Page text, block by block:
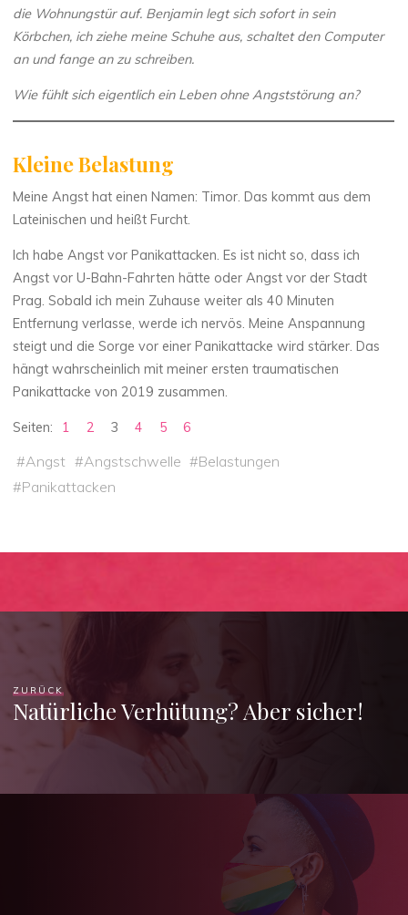
die Wohnungstür auf. Benjamin legt sich sofort in sein
Körbchen, ich ziehe meine Schuhe aus, schaltet den Computer
an und fange an zu schreiben.
Wie fühlt sich eigentlich ein Leben ohne Angststörung an?
Kleine Belastung
Meine Angst hat einen Namen: Timor. Das kommt aus dem
Lateinischen und heißt Furcht.
Ich habe Angst vor Panikattacken. Es ist nicht so, dass ich
Angst vor U-Bahn-Fahrten hätte oder Angst vor der Stadt
Prag. Sobald ich mein Zuhause weiter als 40 Minuten
Entfernung verlasse, werde ich nervös. Meine Anspannung
steigt und die Sorge vor einer Panikattacke wird stärker. Das
hängt wahrscheinlich mit meiner ersten traumatischen
Panikattacke von 2019 zusammen.
Seiten: 1 2 3 4 5 6
#Angst #Angstschwelle #Belastungen
#Panikattacken
ZURÜCK
Natürliche Verhütung? Aber sicher!